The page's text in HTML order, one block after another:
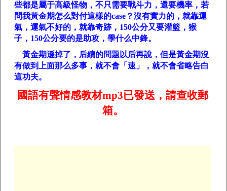
些都是屬于高級怪物，不只需要戰斗力，還要機率，若
問我黃金期怎么對付這樣的case ？沒有實力的，就靠運
氣，運氣不好的，就靠奇跡， 150公分又要灌籃，猴
子， 150公分要的是助攻，學什么中鋒。
黃金期遜掉了，后續的問題以后再說，但是黃金期沒
有做到上面那么多事，就不會「速」，就不會省略告白
這功夫。
國語有聲情感教材mp3已發送，請查收郵
箱。